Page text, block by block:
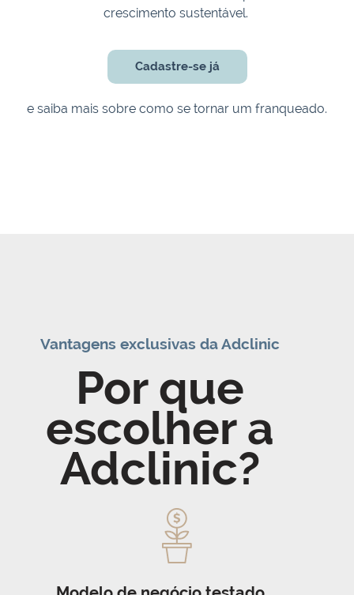
crescimento sustentável.
Cadastre-se já
e saiba mais sobre como se tornar um franqueado.
Vantagens exclusivas da Adclinic
Por que
escolher a
Adclinic?